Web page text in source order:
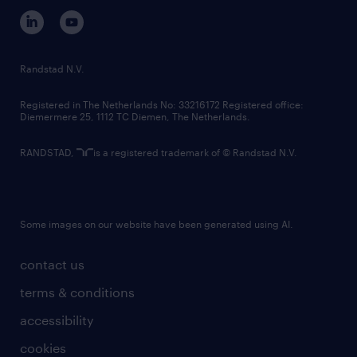
corporate governance
randstad innovation fund
country websites
contact us
terms & conditions
accessibility
cookies
Randstad N.V.
Registered in The Netherlands No: 33216172 Registered office:
Diemermere 25, 1112 TC Diemen, The Netherlands.
RANDSTAD, is a registered trademark of © Randstad N.V.
Some images on our website have been generated using AI.